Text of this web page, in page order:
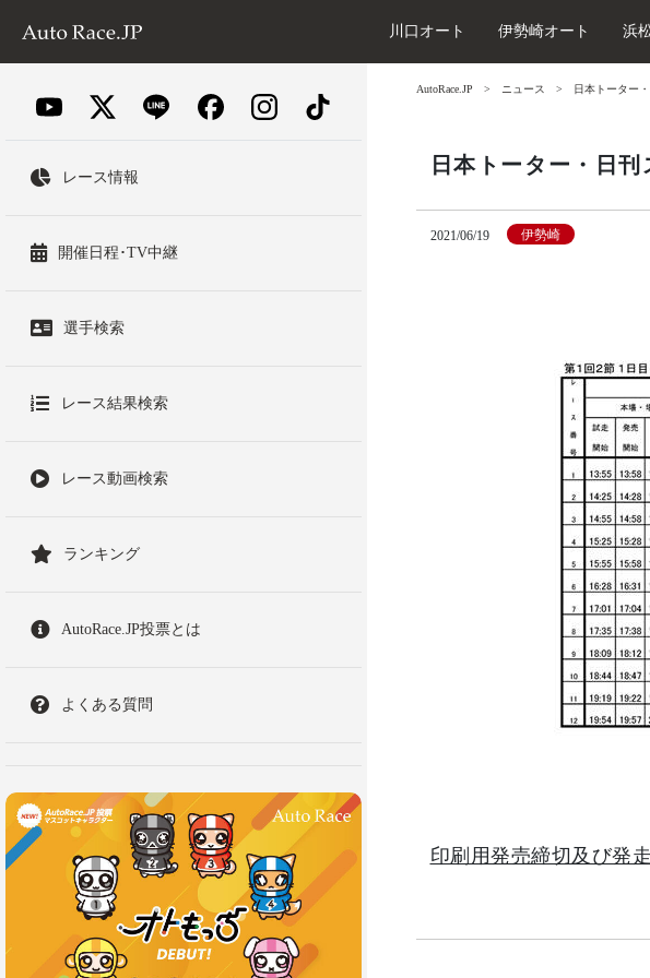
川口オート 伊勢崎オート 浜
レース情報
開催日程･TV中継
選手検索
レース結果検索
レース動画検索
ランキング
AutoRace.JP投票とは
よくある質問
AutoRace.JP ニュース 日本トーター
日本トーター・日
2021/06/19 伊勢崎
印刷用発売締切及び発